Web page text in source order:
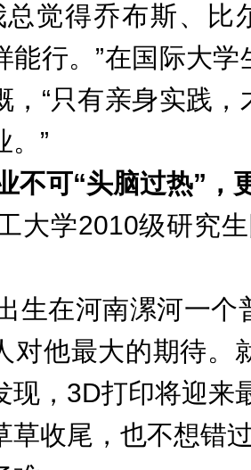
总觉得乔布斯、比
能行。”在国际大
，“只有亲身实践
。”
不可“头脑过热”，
大学2010级研究
生在河南漯河一
对他最大的期待。
现，3D打印将迎来
草收尾，也不想错